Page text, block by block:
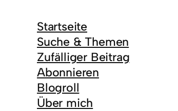
Startseite
Suche & Themen
Zufälliger Beitrag
Abonnieren
Blogroll
Über mich